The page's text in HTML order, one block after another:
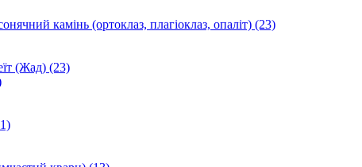
камінь (ортоклаз, плагіоклаз, опаліт) (23)
(Жад) (23)